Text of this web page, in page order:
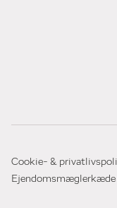
Cookie- &
Ejendomsmæglerkæde